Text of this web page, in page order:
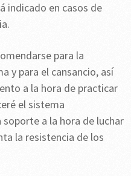
indicado en casos de
para la
y para el cansancio, así
a la hora de practicar
el sistema
a la hora de luchar
la resistencia de los